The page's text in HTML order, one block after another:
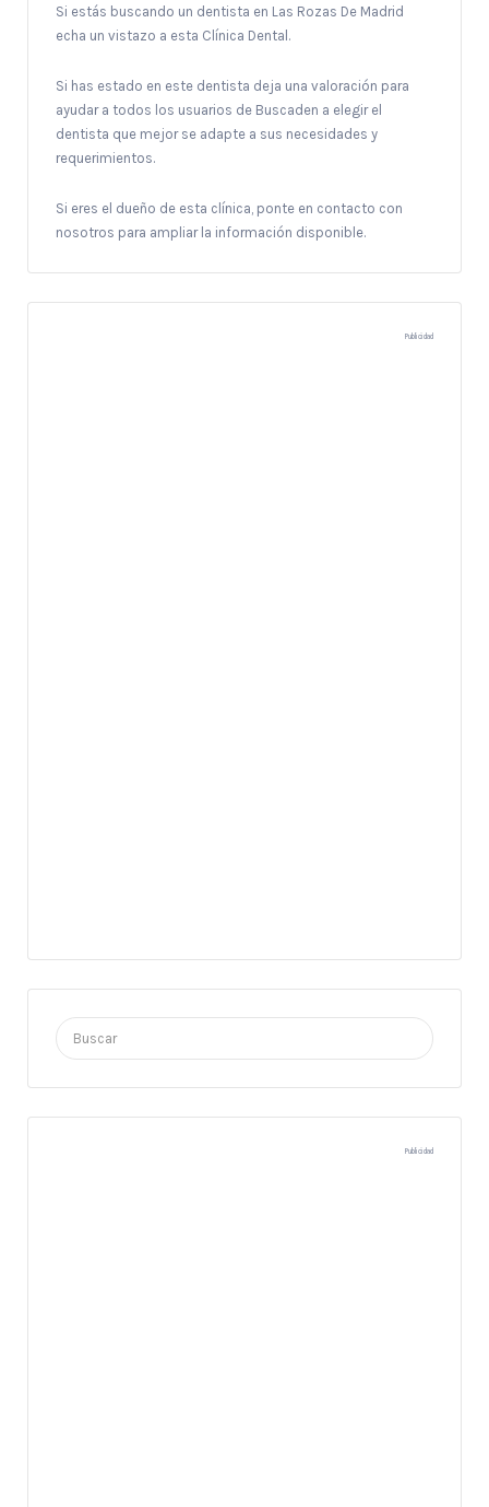
Si estás buscando un dentista en Las Rozas De Madrid
echa un vistazo a esta Clínica Dental.
Si has estado en este dentista deja una valoración para
ayudar a todos los usuarios de Buscaden a elegir el
dentista que mejor se adapte a sus necesidades y
requerimientos.
Si eres el dueño de esta clínica, ponte en contacto con
nosotros para ampliar la información disponible.
Publicidad
Buscar
por:
Publicidad